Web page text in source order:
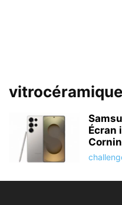
vitrocéramique
Écran